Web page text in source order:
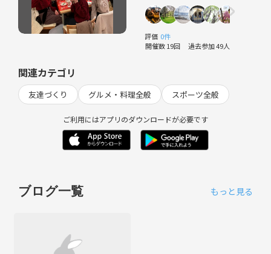
評価 0件
開催数 19回 過去参加 49人
関連カテゴリ
友達づくり グルメ・料理全般 スポーツ全般
ご利用にはアプリのダウンロードが必要です
ブログ一覧 もっと見る